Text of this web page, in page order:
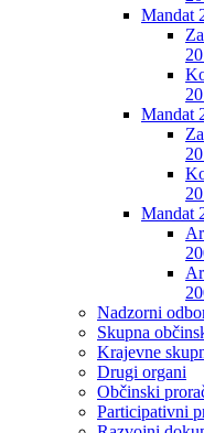
Mandat
Mandat
Mandat
Nadzorni
Skupna
Krajevne
Drugi organi
Občinski
Participativni